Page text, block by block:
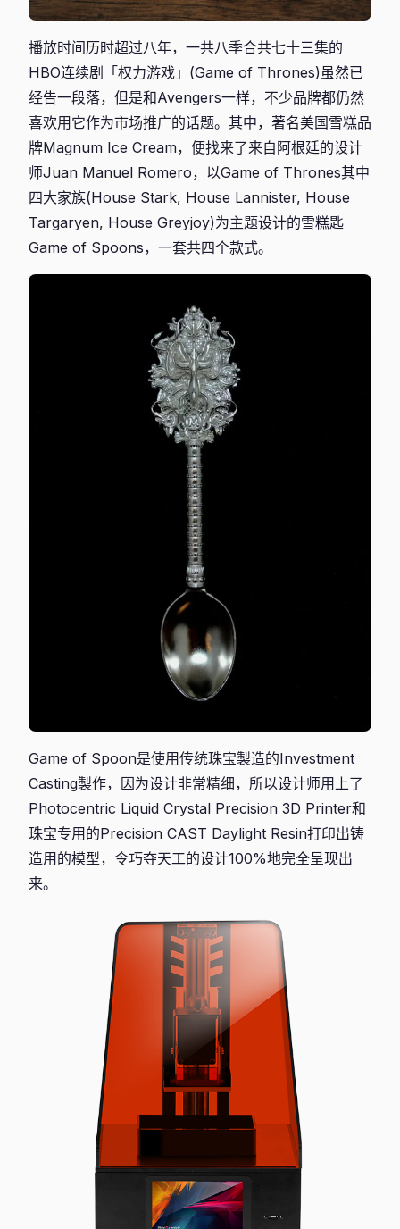
播放时间历时超过八年，一共八季合共七十三集的
HBO连续剧「权力游戏」(Game of Thrones)虽然已
经告一段落，但是和Avengers一样，不少品牌都仍然
喜欢用它作为市场推广的话题。其中，著名美国雪糕品
牌Magnum Ice Cream，便找来了来自阿根廷的设计
师Juan Manuel Romero，以Game of Thrones其中
四大家族(House Stark, House Lannister, House
Targaryen, House Greyjoy)为主题设计的雪糕匙
Game of Spoons，一套共四个款式。
Game of Spoon是使用传统珠宝製造的Investment
Casting製作，因为设计非常精细，所以设计师用上了
Photocentric Liquid Crystal Precision 3D Printer和
珠宝专用的Precision CAST Daylight Resin打印出铸
造用的模型，令巧夺天工的设计100%地完全呈现出
来。